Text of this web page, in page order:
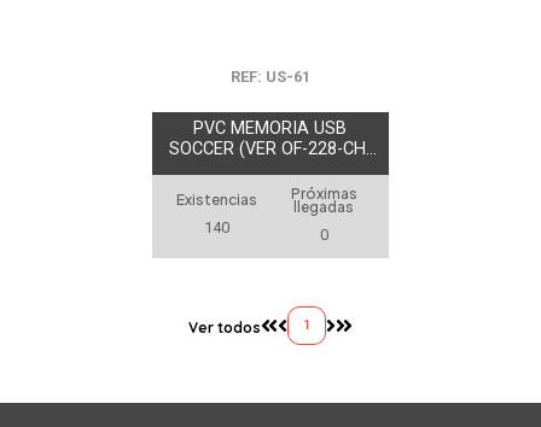
REF: US-61
PVC MEMORIA USB
SOCCER (VER OF-228-CH)
Existencias
140
Próximas
llegadas
0
Ver todos 1